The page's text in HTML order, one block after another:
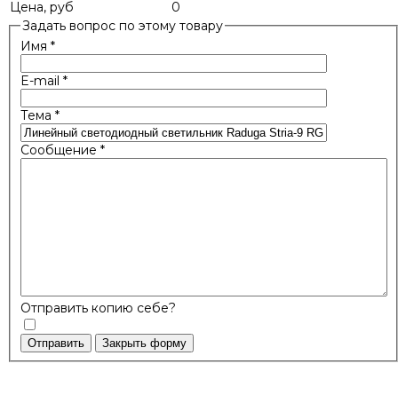
Цена, руб
0
Задать вопрос по этому товару
Имя *
E-mail *
Тема *
Сообщение *
Отправить копию себе?
Отправить Закрыть форму